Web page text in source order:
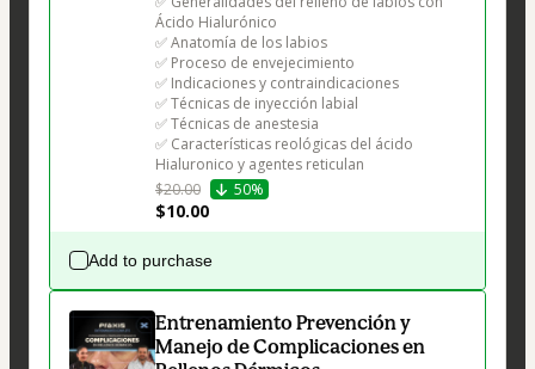
Ácido Hialurónico
✅ Anatomía de los labios
✅ Proceso de envejecimiento
✅ Indicaciones y contraindicaciones
✅ Técnicas de inyección labial
✅ Técnicas de anestesia
✅ Características reológicas del ácido
Hialuronico y agentes reticulan
$20.00
50%
$10.00
Add to purchase
Entrenamiento Prevención y
Manejo de Complicaciones en